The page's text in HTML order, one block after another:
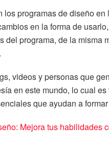
los programas de diseño
en la forma de
del programa, de la misma
videos y personas que
en este mundo, lo cual
que ayudan a
Mejora tus habilidades